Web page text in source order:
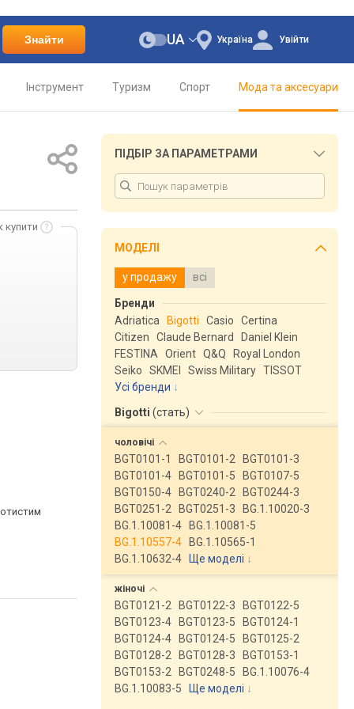
Знайти Україна
UA Увійти
Інструмент Туризм Спорт Мода та аксесуари
купити
ПІДБІР ЗА ПАРАМЕТРАМИ
МОДЕЛІ
у продажу всі
Бренди
Adriatica
Bigotti Casio
Certina
Citizen
Claude Bernard
Daniel Klein
FESTINA
Orient Q&Q
Royal London
Seiko
SKMEI Swiss Military TISSOT
Усі бренди
Bigotti (стать)
чоловічі
BGT0101-1 BGT0101-2
BGT0101-3
BGT0101-4
BGT0101-5
BGT0107-5
BGT0150-4
BGT0240-2
BGT0244-3
BGT0251-2
BGT0251-3
BG.1.10020-3
BG.1.10081-4
BG.1.10081-5
BG.1.10557-4
BG.1.10565-1
BG.1.10632-4
Ще моделі ↓
жіночі
BGT0121-2 BGT0122-3
BGT0122-5
BGT0123-4
BGT0123-5
BGT0124-1
BGT0124-4
BGT0124-5
BGT0125-2
BGT0128-2
BGT0128-3
BGT0153-1
BGT0153-2
BGT0248-5
BG.1.10076-4
BG.1.10083-5
Ще моделі ↓